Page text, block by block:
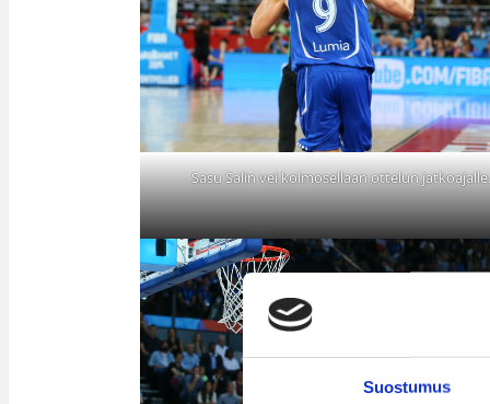
Suostumus
Sasu Salin vei kolmosellaan ottelun